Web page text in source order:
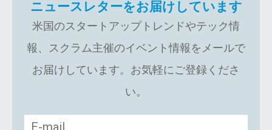
ニュースレターをお届けしています
米国のスタートアップトレンドやテック情
報、スクラム主催のイベント情報をメールで
お届けしています。お気軽にご登録くださ
い。